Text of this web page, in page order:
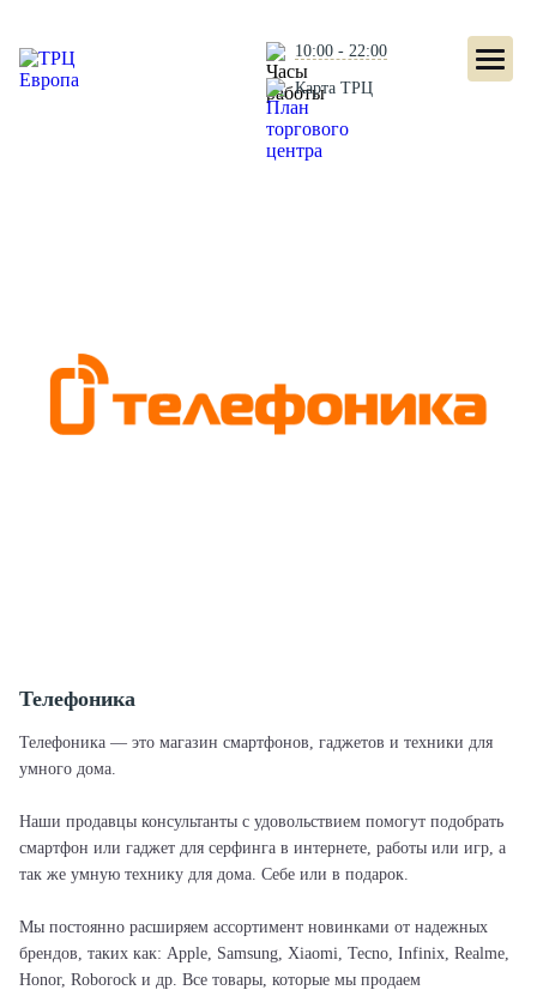
10:00 - 22:00
Карта ТРЦ
Телефоника
Телефоника — это магазин смартфонов, гаджетов и техники для
умного дома.
Наши продавцы консультанты с удовольствием помогут подобрать
смартфон или гаджет для серфинга в интернете, работы или игр, а
так же умную технику для дома. Себе или в подарок.
Мы постоянно расширяем ассортимент новинками от надежных
брендов, таких как: Apple, Samsung, Xiaomi, Tecno, Infinix, Realme,
Honor, Roborock и др. Все товары, которые мы продаем